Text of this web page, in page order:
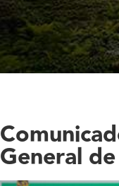
General